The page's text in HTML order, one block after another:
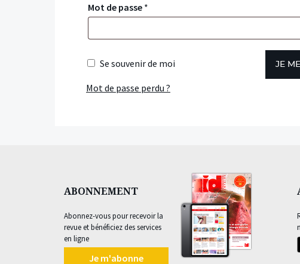
Mot de passe *
Se souvenir de moi JE
Mot de passe perdu ?
ABONNEMENT
Abonnez-vous pour recevoir la
revue et bénéficiez des services
en ligne
Je m'abonne